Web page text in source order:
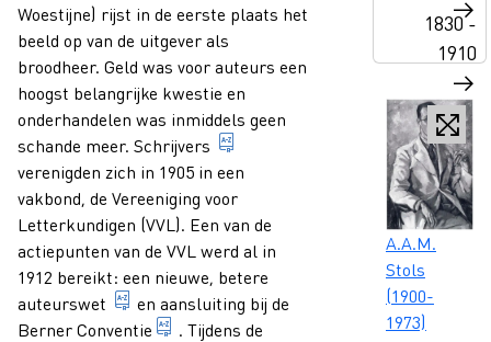
Woestijne) rijst in de eerste plaats het
beeld op van de uitgever als
broodheer. Geld was voor auteurs een
hoogst belangrijke kwestie en
onderhandelen was inmiddels geen
schande meer. Schrijvers
persoon die een boek of een
verenigden zich in 1905 in een
vakbond, de Vereeniging voor
Letterkundigen (VVL). Een van de
actiepunten van de VVL werd al in
1912 bereikt: een nieuwe, betere
auteurswet
verleende behalve de eerder vastgestelde
en aansluiting bij de
Berner Conventie
een in 1886 tot stand gekomen
. Tijdens de
1830 -
1910
Caption
A.A.M.
Stols
(1900-
1973)